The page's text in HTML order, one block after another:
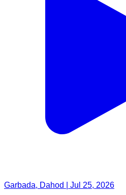
Garbada, Dahod | Jul 25, 2026